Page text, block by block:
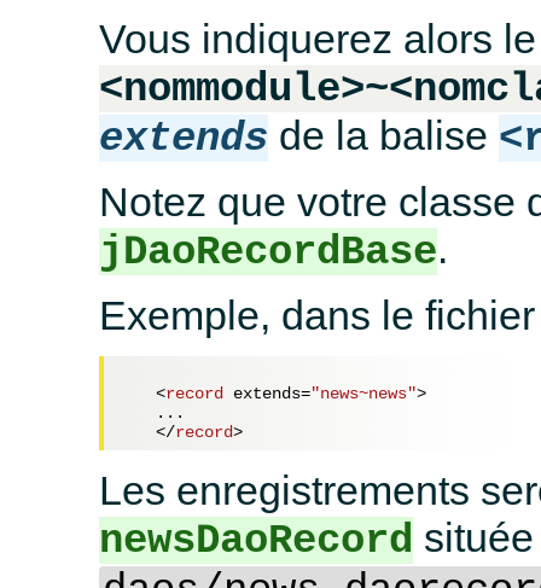
Vous indiquerez alors
extends de la balise
Notez que votre classe
jDaoRecordBase.
Exemple, dans le
<record extends="news~news">
   ...
</record>
Les enregistrements
newsDaoRecord